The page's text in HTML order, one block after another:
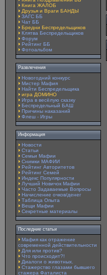
Книга ЖАЛОБ
Друзья и Враги БАНДЫ
ЗАГС ББ
Чат ББ
Бредни Беспредельщиков
Клятва Беспредельщиков
Форум
Рейтинг ББ
Фотоальбом
Развлечения
Новогодний конкурс
Мистер Мафия
Найти Беспредельщика
игра ДОМИНО
Игра в весёлую сказку
Беспредельный БАШ
Причины наказаний
Флеш - Игры
Информация
Новости
Статьи
Семьи Мафии
Снимки МАФИИ
Рейтинг Авторитетов
Рейтинг Семей
Индекс Популярности
Лучший Новичок Мафии
Часто Задаваемые Вопросы
Начисление очков/денег
Таблица Опыта
Вещи Мафии
Секретные материалы
Последние статьи
Мафия как отражение
современной действительности
Для или против?
Что происходит?!
Диалоги о животных.
Стажерство глазами бывшего
стажера Фаталиста